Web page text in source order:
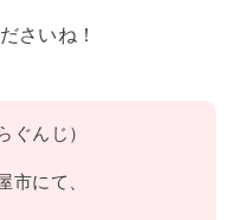
さいね！
ぐんじ）
市にて、